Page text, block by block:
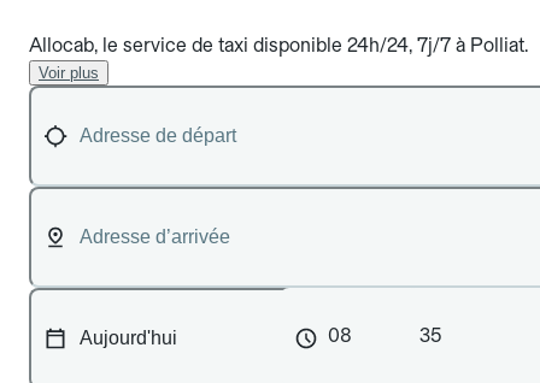
Allocab, le service de taxi disponible 24h/24, 7j/7 à Polliat.
Voir plus
08 35